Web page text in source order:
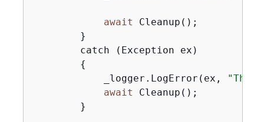
await Cleanup();
        }
        catch (Exception ex)
{
            _logger.LogError(ex,
await Cleanup();
        }